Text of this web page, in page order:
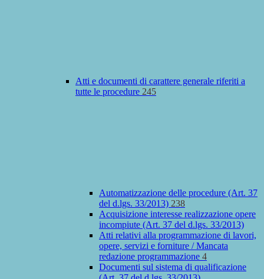
Atti e documenti di carattere generale riferiti a
tutte le procedure 245
Automatizzazione delle procedure (Art. 37
del d.lgs. 33/2013) 238
Acquisizione interesse realizzazione opere
incompiute (Art. 37 del d.lgs. 33/2013)
Atti relativi alla programmazione di lavori,
opere, servizi e forniture / Mancata
redazione programmazione 4
Documenti sul sistema di qualificazione